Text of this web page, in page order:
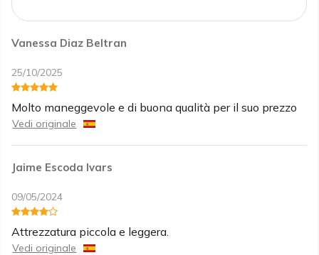
Vanessa Diaz Beltran
25/10/2025
Molto maneggevole e di buona qualità per il suo prezzo
Vedi originale
Jaime Escoda Ivars
09/05/2024
Attrezzatura piccola e leggera.
Vedi originale